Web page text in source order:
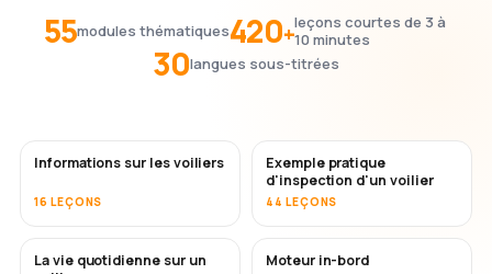
55modules thématiques420+leçons courtes de 3 à
10 minutes
30langues sous-titrées
Informations sur les voiliers
16 LEÇONS
Exemple pratique
d'inspection d'un voilier
44 LEÇONS
La vie quotidienne sur un
Moteur in-bord